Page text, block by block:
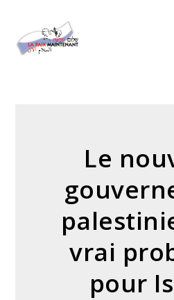
Le
vrai
pour